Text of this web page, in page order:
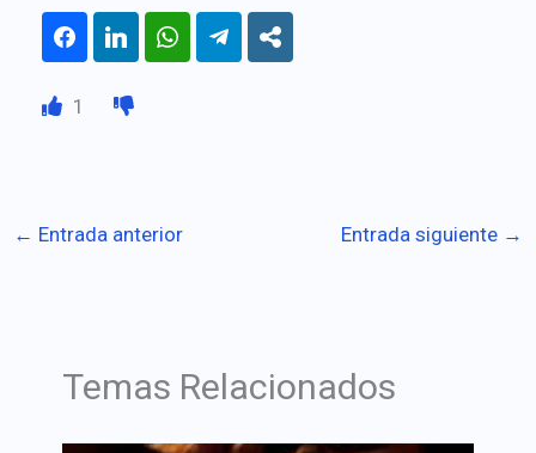
1
← Entrada anterior Entrada siguiente →
Temas Relacionados